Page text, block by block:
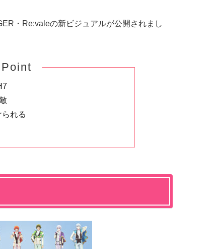
・Re:valeの新ビジュアルが公開されまし
Point
れる